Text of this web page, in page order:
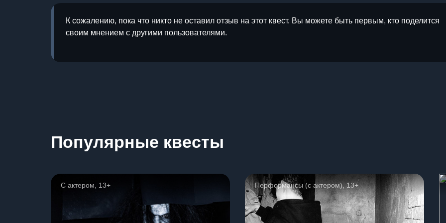
К сожалению, пока что никто не оставил отзыв на этот квест. Вы можете быть первым, кто поделится
своим мнением с другими пользователями.
Популярные квесты
С актером, 13+ Перформансы (с актером), 13+